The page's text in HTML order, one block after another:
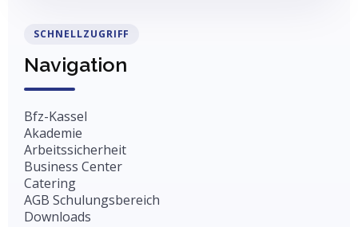
SCHNELLZUGRIFF
Navigation
Bfz-Kassel
Akademie
Arbeitssicherheit
Business Center
Catering
AGB Schulungsbereich
Downloads